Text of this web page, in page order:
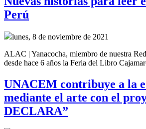
Perú
lunes, 8 de noviembre de 2021
ALAC | Yanacocha, miembro de nuestra
desde hace 6 años la Feria del Libro
UNACEM contribuye a la
mediante el arte con el
DECLARA”